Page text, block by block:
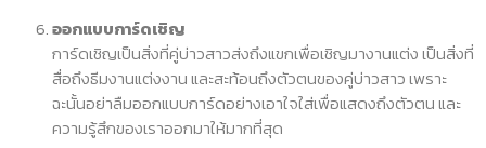
ออกแบบการ์ดเชิญ
การ์ดเชิญเป็นสิ่งที่คู่บ่าวสาวส่งถึงแขกเพื่อเชิญมางานแต่ง เป็นสิ่งที่
สื่อถึงธีมงานแต่งงาน และสะท้อนถึงตัวตนของคู่บ่าวสาว เพราะ
ฉะนั้นอย่าลืมออกแบบการ์ดอย่างเอาใจใส่เพื่อแสดงถึงตัวตน และ
ความรู้สึกของเราออกมาให้มากที่สุด